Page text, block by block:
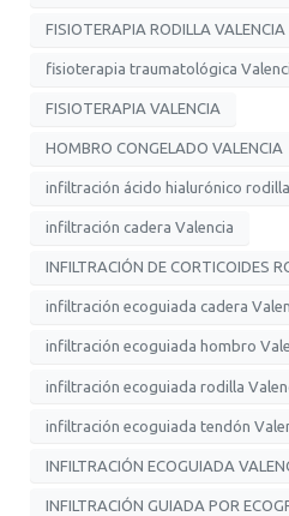
FISIOTERAPIA RODILLA VALENCIA
fisioterapia traumatológica
FISIOTERAPIA VALENCIA
HOMBRO CONGELADO VALENCIA
infiltración ácido hialurónico
infiltración cadera Valencia
INFILTRACIÓN DE CORTICOIDES
infiltración ecoguiada cadera
infiltración ecoguiada hombro
infiltración ecoguiada rodilla
infiltración ecoguiada tendón
INFILTRACIÓN ECOGUIADA
INFILTRACIÓN GUIADA POR